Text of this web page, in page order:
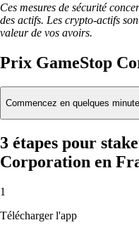
Ces mesures de sécurité
des actifs. Les crypto-actifs
valeur de vos avoirs.
Prix GameStop
Commencez en quelques
3 étapes pour
Corporation en
1
Télécharger l'app